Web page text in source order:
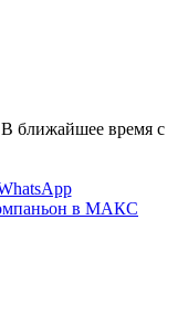
ближайшее время с